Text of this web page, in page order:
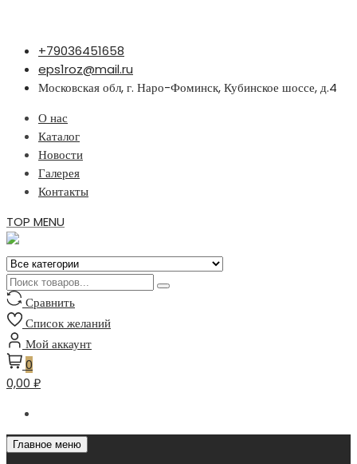
Перейти
содержимому
+79036451658
eps1roz@mail.ru
Московская обл, г. Наро-Фоминск, Кубинское шоссе, д.4
О нас
Каталог
Новости
Галерея
Контакты
TOP MENU
Сравнить
Список желаний
Мой аккаунт
0
0,00 ₽
Главное меню